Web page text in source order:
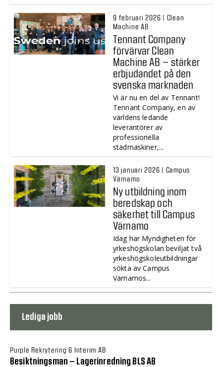
9 februari 2026 | Clean
Machine AB
Tennant Company
förvärvar Clean
Machine AB – stärker
erbjudandet på den
svenska marknaden
Vi är nu en del av Tennant!
Tennant Company, en av
världens ledande
leverantörer av
professionella
städmaskiner,...
13 januari 2026 | Campus
Värnamo
Ny utbildning inom
beredskap och
säkerhet till Campus
Värnamo
Idag har Myndigheten för
yrkeshögskolan beviljat två
yrkeshögskoleutbildningar
sökta av Campus
Värnamos...
Lediga jobb
Purple Rekrytering & Interim AB
Besiktningsman – Lagerinredning BLS AB